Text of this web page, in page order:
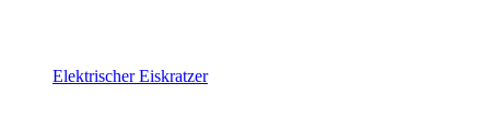
Elektrischer Eiskratzer